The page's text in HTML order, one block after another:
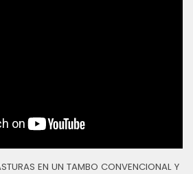
EN UN TAMBO CONVENCIONAL Y